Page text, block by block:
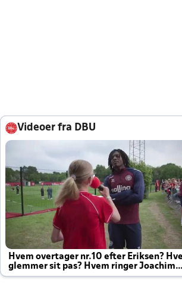
Videoer fra DBU
Hvem overtager nr.10 efter Eriksen?
glemmer sit pas? Hvem ringer Joachim
altid til efter kampe?